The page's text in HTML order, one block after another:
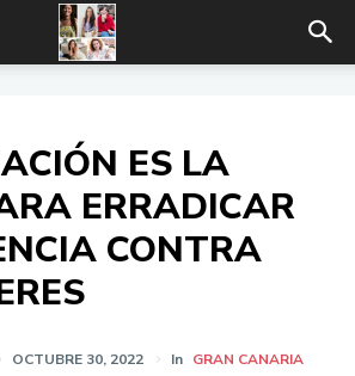
ES LA
ERRADICAR
CONTRA
OCTUBRE 30, 2022 In GRAN CANARIA